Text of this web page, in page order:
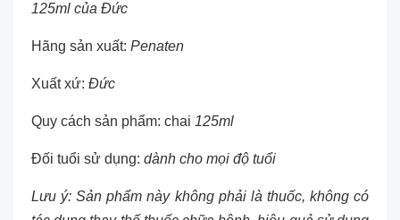
125ml của Đức
Hãng sản xuất: Penaten
Xuất xứ: Đức
Quy cách sản phẩm: chai 125ml
Đối tuổi sử dụng: dành cho mọi độ tuổi
Lưu ý: Sản phẩm này không phải là thuốc, không có